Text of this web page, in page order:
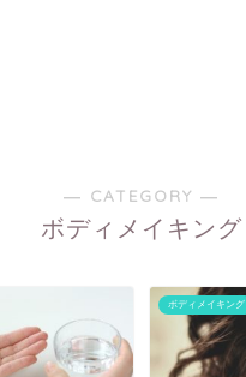
― CATEGORY ―
ボディメイキング
ボディメイキング